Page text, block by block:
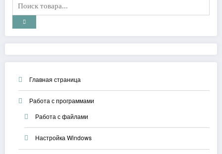
Главная страница
Работа с программами
Работа с файлами
Настройка Windows